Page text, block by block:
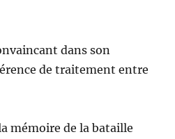
dans son
de traitement entre
mémoire de la bataille